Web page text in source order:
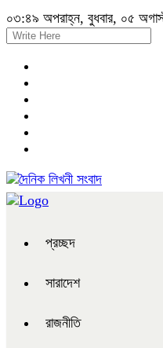
০৩:৪৯ অপরাহ্ন, বুধবার, ০৫
প্রচ্ছদ
সারাদেশ
রাজনীতি